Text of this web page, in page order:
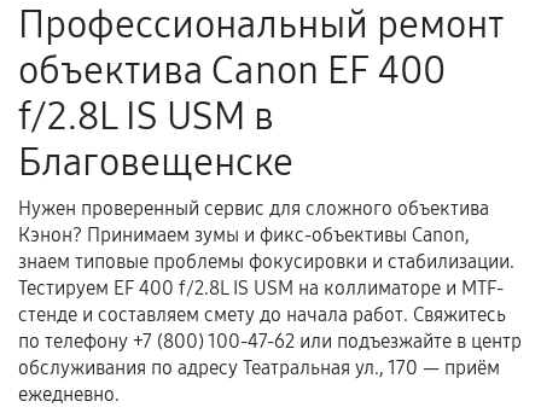
Поломка установленной детали при
нормальной эксплуатации в течение
гарантийного срока.
Несоответствие комплектующей заявленным
техническим характеристикам.
Документы для подтверждения
гарантии
Гарантийный талон.
Акт выполненных работ с датой, перечнем
услуг и сроком гарантии.
Профессиональный ремонт
объектива Canon EF 400
f/2.8L IS USM в
Благовещенске
Нужен проверенный сервис для сложного объектива
Кэнон? Принимаем зумы и фикс-объективы Canon,
знаем типовые проблемы фокусировки и стабилизации.
Тестируем EF 400 f/2.8L IS USM на коллиматоре и MTF-
стенде и составляем смету до начала работ. Свяжитесь
по телефону +7 (800) 100-47-62 или подъезжайте в центр
обслуживания по адресу Театральная ул., 170 — приём
ежедневно.